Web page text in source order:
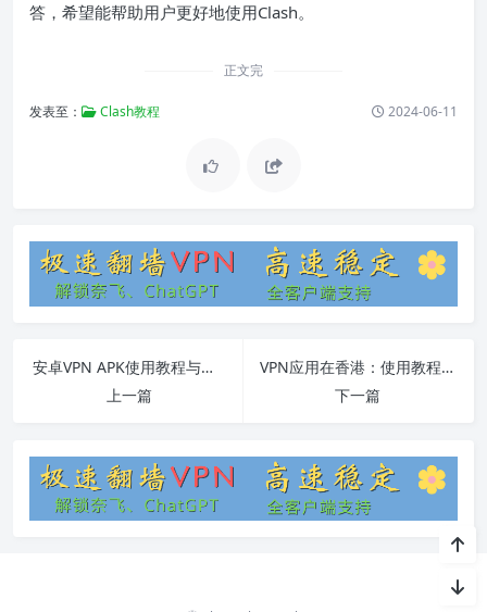
答，希望能帮助用户更好地使用Clash。
正文完
发表至： Clash教程 2024-06-11
安卓VPN APK使用教程与常见问题解答
上一篇
VPN应用在香港：使用教程、安全保障与常见问题解答
下一篇